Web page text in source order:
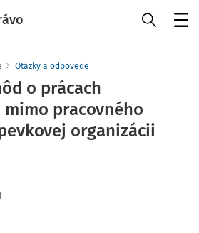
Otázky a odpovede
o prácach
pracovného
organizácii